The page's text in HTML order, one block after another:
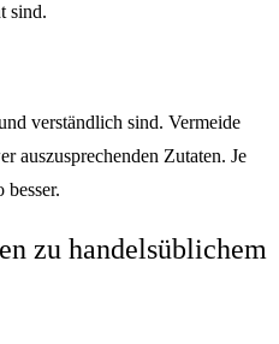
sind.
verständlich sind. Vermeide
auszusprechenden Zutaten. Je
zu handelsüblichem